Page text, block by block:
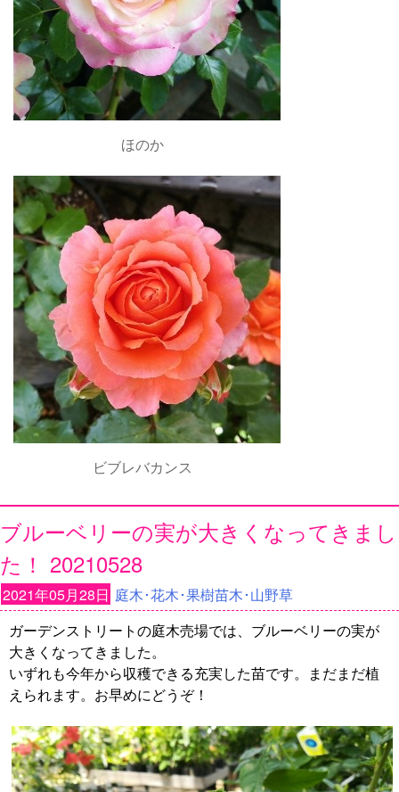
ほのか
ビブレバカンス
ブルーベリーの実が大きくなってきまし
た！ 20210528
2021年05月28日 庭木･花木･果樹苗木･山野草
ガーデンストリートの庭木売場では、ブルーベリーの実が
大きくなってきました。
いずれも今年から収穫できる充実した苗です。まだまだ植
えられます。お早めにどうぞ！